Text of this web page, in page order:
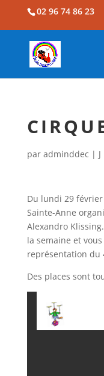
02 96 74 86 23
par adminddec |
Du lundi 29 février
Sainte-Anne
Alexandro
la semaine et
représentation du
Des places sont